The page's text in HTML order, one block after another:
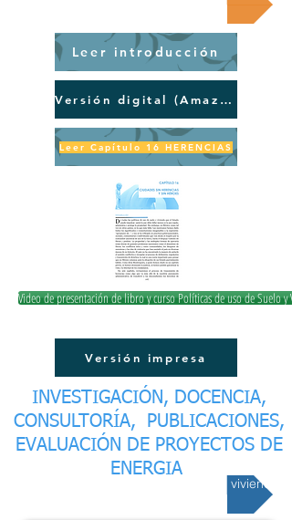
Leer introducción
Versión digital (Amazon)
Leer Capítulo 16 HERENCIAS
Video de presentación de libro y curso Políticas de uso de Suelo y
Versión impresa
INVESTIGACIÓN, DOCENCIA,
CONSULTORÍA, PUBLICACIONES,
EVALUACIÓN DE PROYECTOS DE
ENERGIA
(2022) Capítulo: Vivir para Rentarla: vivienda y